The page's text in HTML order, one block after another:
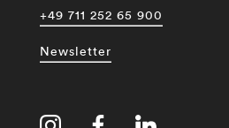
+49 711 252 65 900
Newsletter